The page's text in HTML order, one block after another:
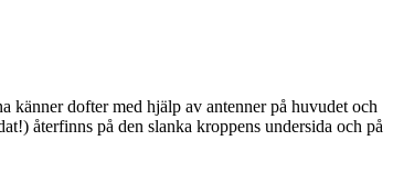
känner dofter med hjälp av antenner på huvudet och
återfinns på den slanka kroppens undersida och på